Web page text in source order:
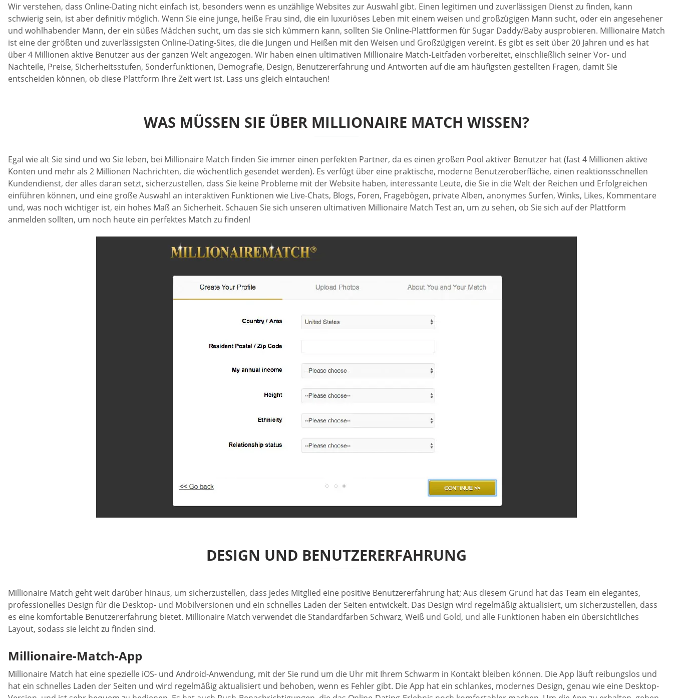
Wir verstehen, dass Online-Dating nicht einfach ist, besonders wenn es unzählige Websites zur Auswahl gibt. Einen legitimen und zuverlässigen Dienst zu finden, kann
schwierig sein, ist aber definitiv möglich. Wenn Sie eine junge, heiße Frau sind, die ein luxuriöses Leben mit einem weisen und großzügigen Mann sucht, oder ein angesehener
und wohlhabender Mann, der ein süßes Mädchen sucht, um das sie sich kümmern kann, sollten Sie Online-Plattformen für Sugar Daddy/Baby ausprobieren. Millionaire Match
ist eine der größten und zuverlässigsten Online-Dating-Sites, die die Jungen und Heißen mit den Weisen und Großzügigen vereint. Es gibt es seit über 20 Jahren und es hat
über 4 Millionen aktive Benutzer aus der ganzen Welt angezogen. Wir haben einen ultimativen Millionaire Match-Leitfaden vorbereitet, einschließlich seiner Vor- und
Nachteile, Preise, Sicherheitsstufen, Sonderfunktionen, Demografie, Design, Benutzererfahrung und Antworten auf die am häufigsten gestellten Fragen, damit Sie
entscheiden können, ob diese Plattform Ihre Zeit wert ist. Lass uns gleich eintauchen!
WAS MÜSSEN SIE ÜBER MILLIONAIRE MATCH WISSEN?
Egal wie alt Sie sind und wo Sie leben, bei Millionaire Match finden Sie immer einen perfekten Partner, da es einen großen Pool aktiver Benutzer hat (fast 4 Millionen aktive
Konten und mehr als 2 Millionen Nachrichten, die wöchentlich gesendet werden). Es verfügt über eine praktische, moderne Benutzeroberfläche, einen reaktionsschnellen
Kundendienst, der alles daran setzt, sicherzustellen, dass Sie keine Probleme mit der Website haben, interessante Leute, die Sie in die Welt der Reichen und Erfolgreichen
einführen können, und eine große Auswahl an interaktiven Funktionen wie Live-Chats, Blogs, Foren, Fragebögen, private Alben, anonymes Surfen, Winks, Likes, Kommentare
und, was noch wichtiger ist, ein hohes Maß an Sicherheit. Schauen Sie sich unseren ultimativen Millionaire Match Test an, um zu sehen, ob Sie sich auf der Plattform
anmelden sollten, um noch heute ein perfektes Match zu finden!
DESIGN UND BENUTZERERFAHRUNG
Millionaire Match geht weit darüber hinaus, um sicherzustellen, dass jedes Mitglied eine positive Benutzererfahrung hat; Aus diesem Grund hat das Team ein elegantes,
professionelles Design für die Desktop- und Mobilversionen und ein schnelles Laden der Seiten entwickelt. Das Design wird regelmäßig aktualisiert, um sicherzustellen, dass
es eine komfortable Benutzererfahrung bietet. Millionaire Match verwendet die Standardfarben Schwarz, Weiß und Gold, und alle Funktionen haben ein übersichtliches
Layout, sodass sie leicht zu finden sind.
Millionaire-Match-App
Millionaire Match hat eine spezielle iOS- und Android-Anwendung, mit der Sie rund um die Uhr mit Ihrem Schwarm in Kontakt bleiben können. Die App läuft reibungslos und
hat ein schnelles Laden der Seiten und wird regelmäßig aktualisiert und behoben, wenn es Fehler gibt. Die App hat ein schlankes, modernes Design, genau wie eine Desktop-